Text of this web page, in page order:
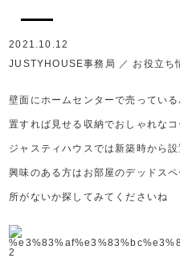
2021.10.12
JUSTYHOUSE事務局 ／ お役立ち
壁面にホームセンターで売ってい
置すれば見せる収納でおしゃれな
ジャスティハウスでは新築時から
興味のある方はお部屋のデッドス
所がないか探してみてくださいね